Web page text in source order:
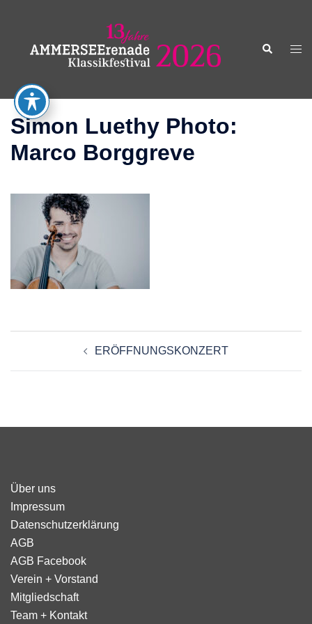
springen
Suche
Simon Luethy Photo:
Marco Borggreve
ERÖFFNUNGSKONZERT
Über uns
Impressum
Datenschutzerklärung
AGB
AGB Facebook
Verein + Vorstand
Mitgliedschaft
Team + Kontakt